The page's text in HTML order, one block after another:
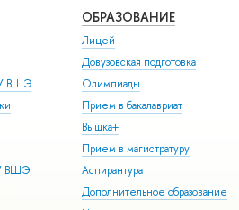
ВШЭ
ВШЭ
ОБРАЗОВАНИЕ
Лицей
Довузовская подготовка
Олимпиады
Прием в бакалавриат
Вышка+
Прием в магистратуру
Аспирантура
Дополнительное образование